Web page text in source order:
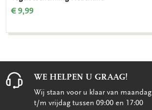
€ 9,99
WE HELPEN U GRAAG!
Wij staan voor u klaar van maandag
t/m vrijdag tussen 09:00 en 17:00